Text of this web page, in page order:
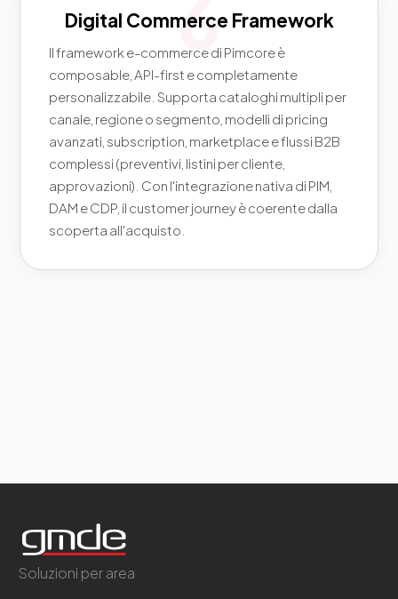
Digital Commerce Framework
Il framework e-commerce di Pimcore è
composable, API-first e completamente
personalizzabile. Supporta cataloghi multipli per
canale, regione o segmento, modelli di pricing
avanzati, subscription, marketplace e flussi B2B
complessi (preventivi, listini per cliente,
approvazioni). Con l'integrazione nativa di PIM,
DAM e CDP, il customer journey è coerente dalla
scoperta all'acquisto.
Soluzioni per area